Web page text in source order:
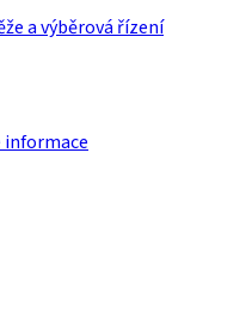
a výběrová řízení
informace